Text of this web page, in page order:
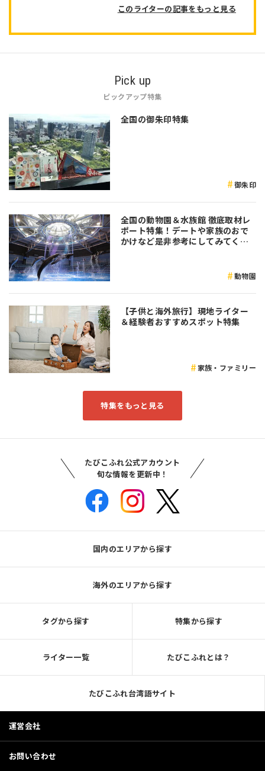
このライターの記事をもっと見る
Pick up
ピックアップ特集
全国の御朱印特集
御朱印
全国の動物園＆水族館 徹底取材レ
ポート特集！デートや家族のおで
かけなど是非参考にしてみてくだ
動物園
【子供と海外旅行】現地ライター
＆経験者おすすめスポット特集
家族・ファミリー
特集をもっと見る
たびこふれ公式アカウント
旬な情報を更新中！
国内のエリアから探す
海外のエリアから探す
タグから探す 特集から探す
ライター一覧 たびこふれとは？
たびこふれ台湾語サイト
運営会社
お問い合わせ